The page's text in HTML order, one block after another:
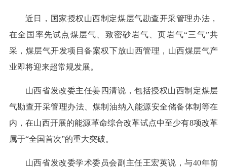
近日，国家授权山西制定煤层气勘查开采管理办法，
在全国率先试点煤层气、致密砂岩气、页岩气“三气”共
采，煤层气开发项目备案权下放山西管理，山西煤层气产
业即将迎来超常规发展。
山西省发改委主任姜四清说，包括授权山西制定煤层
气勘查开采管理办法、煤制油纳入能源安全储备体制等在
内，在山西开展的能源革命综合改革试点中至少有8项改革
属于“全国首次”的重大突破。
山西省发改委学术委员会副主任王宏英说，与40年前